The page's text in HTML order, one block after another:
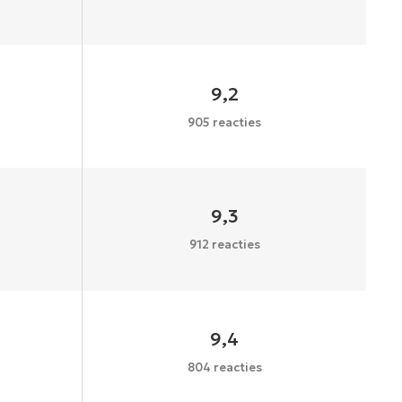
9,2
905 reacties
9,3
912 reacties
9,4
804 reacties